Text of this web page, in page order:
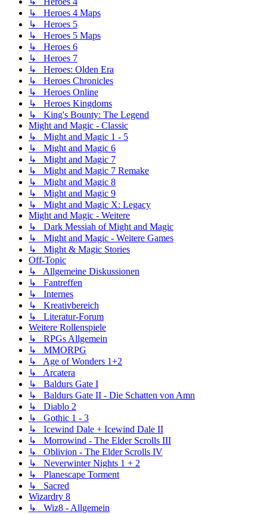
↳ Heroes 4 Maps
↳ Heroes 5
↳ Heroes 5 Maps
↳ Heroes 6
↳ Heroes 7
↳ Heroes: Olden Era
↳ Heroes Chronicles
↳ Heroes Online
↳ Heroes Kingdoms
↳ King's Bounty: The Legend
Might and Magic - Classic
↳ Might and Magic 1 - 5
↳ Might and Magic 6
↳ Might and Magic 7
↳ Might and Magic 7 Remake
↳ Might and Magic 8
↳ Might and Magic 9
↳ Might and Magic X: Legacy
Might and Magic - Weitere
↳ Dark Messiah of Might and Magic
↳ Might and Magic - Weitere Games
↳ Might & Magic Stories
Off-Topic
↳ Allgemeine Diskussionen
↳ Fantreffen
↳ Internes
↳ Kreativbereich
↳ Literatur-Forum
Weitere Rollenspiele
↳ RPGs Allgemein
↳ MMORPG
↳ Age of Wonders 1+2
↳ Arcatera
↳ Baldurs Gate I
↳ Baldurs Gate II - Die Schatten von Amn
↳ Diablo 2
↳ Gothic 1 - 3
↳ Icewind Dale + Icewind Dale II
↳ Morrowind - The Elder Scrolls III
↳ Oblivion - The Elder Scrolls IV
↳ Neverwinter Nights 1 + 2
↳ Planescape Torment
↳ Sacred
Wizardry 8
↳ Wiz8 - Allgemein